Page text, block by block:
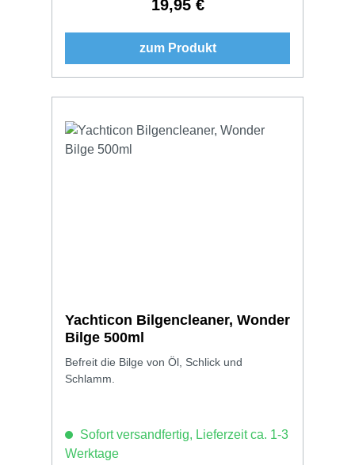
Regulärer Preis:
19,95 €
zum Produkt
Yachticon Bilgencleaner, Wonder
Bilge 500ml
Befreit die Bilge von Öl, Schlick und
Schlamm.
Sofort versandfertig, Lieferzeit ca. 1-3
Werktage